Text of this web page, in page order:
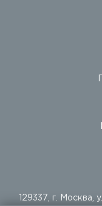
129337, г. Москва,